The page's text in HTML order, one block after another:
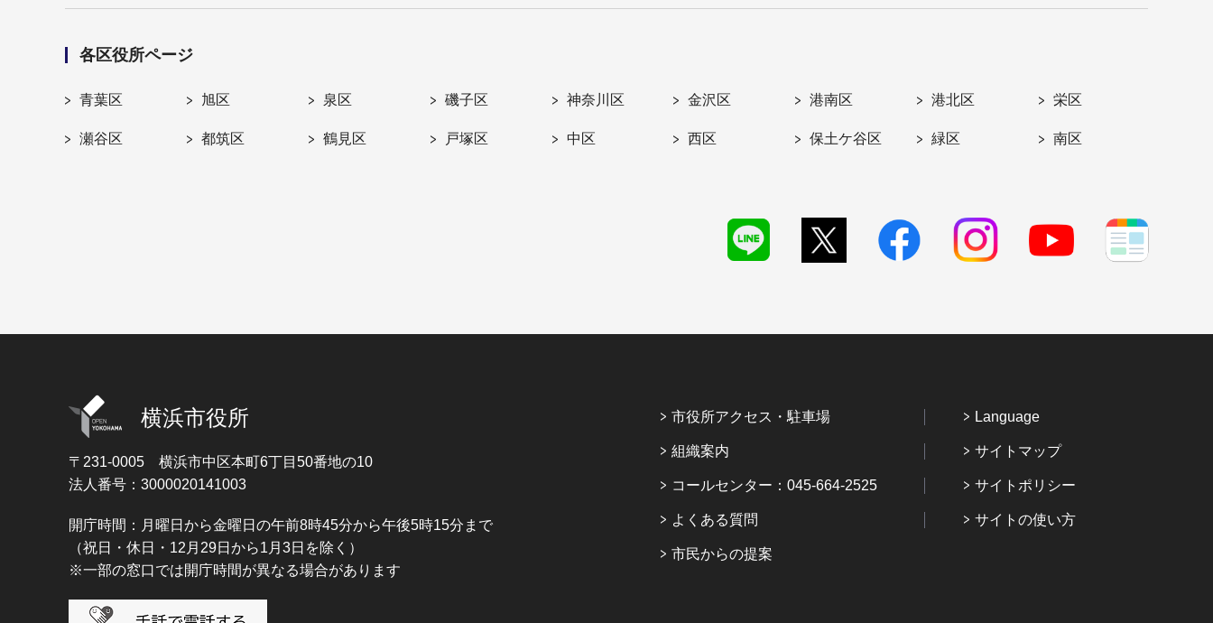
各区役所ページ
青葉区 旭区 泉区 磯子区 神奈川区 金沢区 港南区 港北区 栄区
瀬谷区 都筑区 鶴見区 戸塚区 中区 西区 保土ケ谷区 緑区 南区
横浜市役所
〒231-0005 横浜市中区本町6丁目50番地の10
法人番号：3000020141003
開庁時間：月曜日から金曜日の午前8時45分から午後5時15分まで
（祝日・休日・12月29日から1月3日を除く）
※一部の窓口では開庁時間が異なる場合があります
市役所アクセス・駐車場
組織案内
コールセンター：045-664-2525
よくある質問
市民からの提案
Language
サイトマップ
サイトポリシー
サイトの使い方